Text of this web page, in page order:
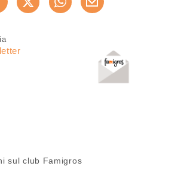
Consiglia ora
sul club Famigros